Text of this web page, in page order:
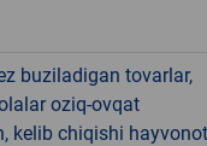
buziladigan tovarlar,
oziq-ovqat
kelib chiqishi